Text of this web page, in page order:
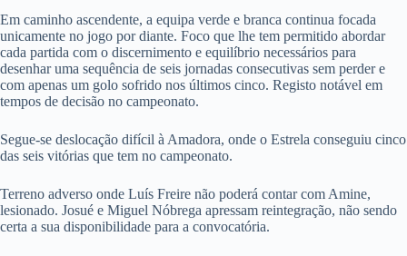
Em caminho ascendente, a equipa verde e branca continua focada
unicamente no jogo por diante. Foco que lhe tem permitido abordar
cada partida com o discernimento e equilíbrio necessários para
desenhar uma sequência de seis jornadas consecutivas sem perder e
com apenas um golo sofrido nos últimos cinco. Registo notável em
tempos de decisão no campeonato.
Segue-se deslocação difícil à Amadora, onde o Estrela conseguiu cinco
das seis vitórias que tem no campeonato.
Terreno adverso onde Luís Freire não poderá contar com Amine,
lesionado. Josué e Miguel Nóbrega apressam reintegração, não sendo
certa a sua disponibilidade para a convocatória.